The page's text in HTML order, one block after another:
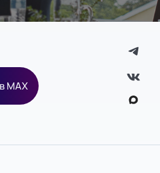
MAX